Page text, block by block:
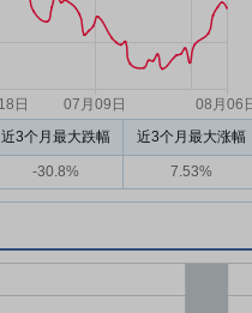
近3个月最大跌幅 近3个月最大涨幅
-30.8% 7.53%